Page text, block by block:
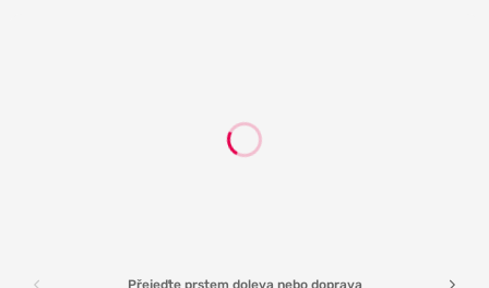
Přejeďte prstem doleva nebo doprava